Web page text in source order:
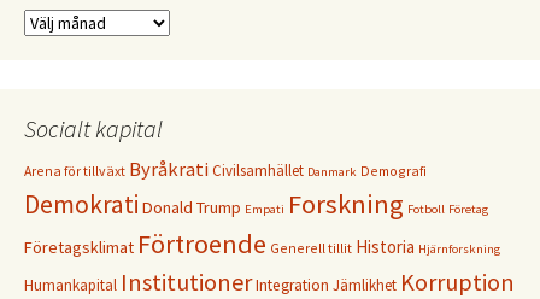
Arkiv
Socialt kapital
Arena för tillväxt ByråkratiCivilsamhället Danmark Demografi
Demokrati Donald Trump Empati Forskning Fotboll Företag
Företagsklimat Förtroende Generell tillit Historia Hjärnforskning
Humankapital InstitutionerIntegration Jämlikhet Korruption